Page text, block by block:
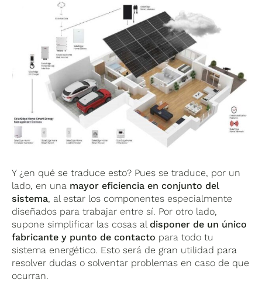
Y ¿en qué se traduce esto? Pues se traduce, por un
lado, en una mayor eficiencia en conjunto del
sistema, al estar los componentes especialmente
diseñados para trabajar entre sí. Por otro lado,
supone simplificar las cosas al disponer de un único
fabricante y punto de contacto para todo tu
sistema energético. Esto será de gran utilidad para
resolver dudas o solventar problemas en caso de que
ocurran.